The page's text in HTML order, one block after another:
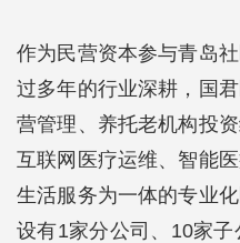
作为民营资本参与青岛
过多年的行业深耕，国
营管理、养托老机构投
互联网医疗运维、智能
生活服务为一体的专业
设有1家分公司、10家